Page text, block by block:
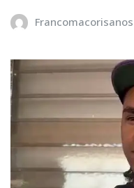
Francomacorisanos